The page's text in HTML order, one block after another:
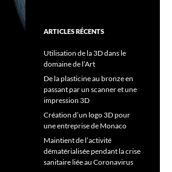
ARTICLES RÉCENTS
Utilisation de la 3D dans le
domaine de l’Art
De la plasticine au bronze en
passant par un scanner et une
impression 3D
Création d’un logo 3D pour
une entreprise de Monaco
Maintient de l’activité
dématérialisée pendant la crise
sanitaire liée au Coronavirus